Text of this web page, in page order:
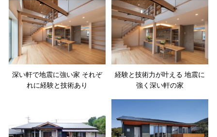
深い軒で地震に強い家 それぞ
れに経験と技術あり
経験と技術力が叶える 地震に
強く深い軒の家